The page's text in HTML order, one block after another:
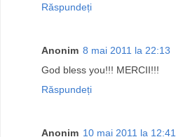
Răspundeți
Anonim 8 mai 2011 la 22:13
God bless you!!! MERCII!!!
Răspundeți
Anonim 10 mai 2011 la 12:41